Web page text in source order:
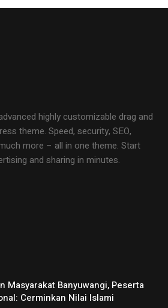
highly customizable drag and
theme. Speed, security, SEO,
more – all in one theme. Start
and sharing in minutes.
Masyarakat Banyuwangi, Peserta
Cerminkan Nilai Islami